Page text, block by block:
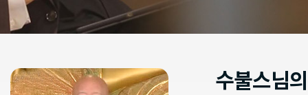
수불스님